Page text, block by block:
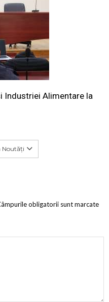
Industriei Alimentare la
Noutăți
obligatorii sunt marcate